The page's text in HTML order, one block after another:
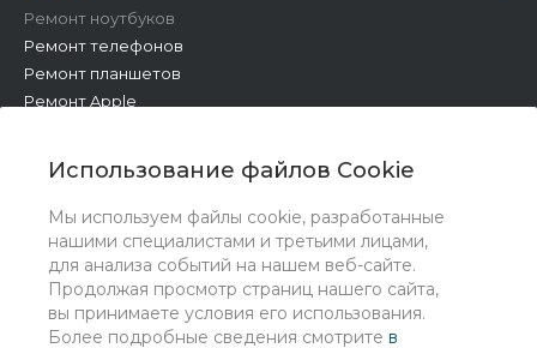
Использование файлов Cookie
Мы используем файлы cookie, разработанные
нашими специалистами и третьими лицами,
для анализа событий на нашем веб-сайте.
Продолжая просмотр страниц нашего сайта,
вы принимаете условия его использования.
Более подробные сведения смотрите в
Ремонт ноутбуков
Ремонт телефонов
Ремонт планшетов
Ремонт Apple